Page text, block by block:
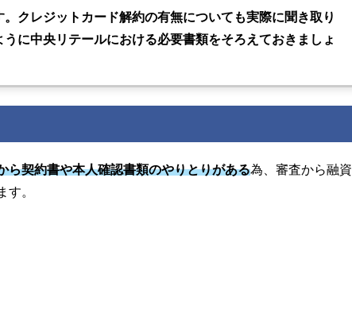
クレジットカード解約の有無についても実際に聞き取り
に中央リテールにおける必要書類をそろえておきましょ
ら契約書や本人確認書類のやりとりがある為、審査から融
す。